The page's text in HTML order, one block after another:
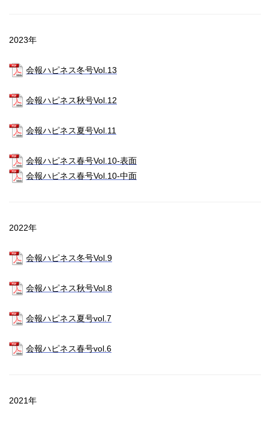
2023年
会報ハピネス冬号Vol.13
会報ハピネス秋号Vol.12
会報ハピネス夏号Vol.11
会報ハピネス春号Vol.10-表面
会報ハピネス春号Vol.10-中面
2022年
会報ハピネス冬号Vol.9
会報ハピネス秋号Vol.8
会報ハピネス夏号vol.7
会報ハピネス春号vol.6
2021年